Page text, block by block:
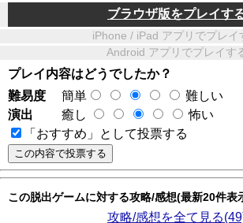
ブラウザ版をプレイす
iPhone / iPad アプリでプレイ
Android アプリでプレイす
プレイ内容はどうでしたか？
難易度
簡単
難しい
演出
癒し
怖い
「おすすめ」として投票する
この脱出ゲームに対する攻略/感想(最新20件表
攻略/感想を全て見る